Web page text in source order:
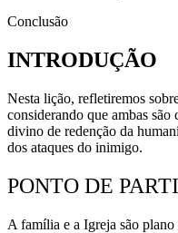
Conclusão
INTRODUÇÃO
Nesta lição, refletiremos
considerando que ambas
divino de redenção da
dos ataques do inimigo.
PONTO DE
A família e a Igreja são